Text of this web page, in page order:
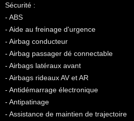
Sécurité :
- ABS
- Aide au freinage d'urgence
- Airbag conducteur
- Airbag passager dé connectable
- Airbags latéraux avant
- Airbags rideaux AV et AR
- Antidémarrage électronique
- Antipatinage
- Assistance de maintien de trajectoire